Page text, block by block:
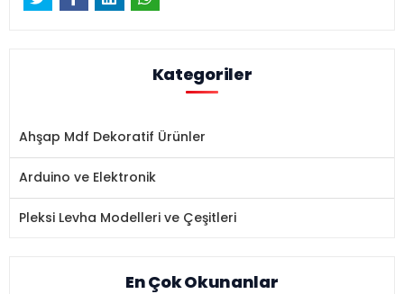
Kategoriler
Ahşap Mdf Dekoratif Ürünler
Arduino ve Elektronik
Pleksi Levha Modelleri ve Çeşitleri
En Çok Okunanlar